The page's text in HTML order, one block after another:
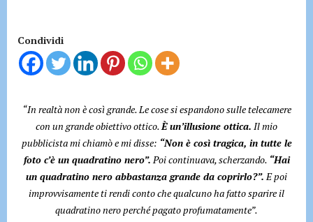
o
n
Condividi
“In realtà non è così grande. Le cose si espandono sulle telecamere
con un grande obiettivo ottico.È un’illusione ottica. Il mio
pubblicista mi chiamò e mi disse: “Non è così tragica, in tutte le
foto c’è un quadratino nero”.Poi continuava, scherzando. “Hai
un quadratino nero abbastanza grande da coprirlo?”.E poi
improvvisamente ti rendi conto che qualcuno ha fatto sparire il
quadratino nero perché pagato profumatamente”.